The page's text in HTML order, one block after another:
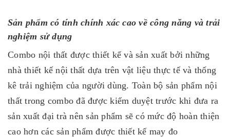
Sản phẩm có tính chính xác cao về công năng và trải
nghiệm sử dụng
Combo nội thất được thiết kế và sản xuất bởi những
nhà thiết kế nội thất dựa trên vật liệu thực tế và thống
kê trải nghiệm của người dùng. Toàn bộ sản phẩm nội
thất trong combo đã được kiểm duyệt trước khi đưa ra
sản xuất đại trà nên sản phẩm sẽ có mức độ hoàn thiện
cao hơn các sản phẩm được thiết kế may đo